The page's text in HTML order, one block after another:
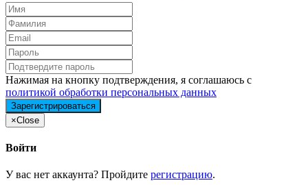
Нажимая на кнопку подтверждения, я соглашаюсь с
политикой обработки персональных данных
×Close
Войти
У вас нет аккаунта? Пройдите регистрацию.